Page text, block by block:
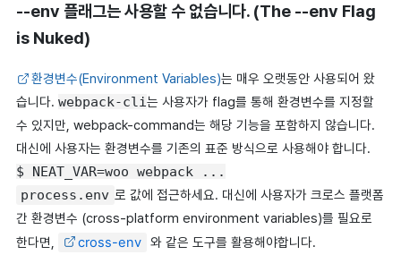
--env 플래그는 사용할 수 없습니다. (The --env Flag
is Nuked)
환경변수(Environment Variables)는 매우 오랫동안 사용되어 왔
습니다. webpack-cli는 사용자가 flag를 통해 환경변수를 지정할
수 있지만, webpack-command는 해당 기능을 포함하지 않습니다.
대신에 사용자는 환경변수를 기존의 표준 방식으로 사용해야 합니다.
$ NEAT_VAR=woo webpack ...
process.env 로 값에 접근하세요. 대신에 사용자가 크로스 플랫폼
간 환경변수 (cross-platform environment variables)를 필요로
한다면,
cross-env 와 같은 도구를 활용해야합니다.